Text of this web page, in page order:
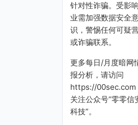
针对性诈骗。受影
业需加强数据安全
识，警惕任何可疑
或诈骗联系。
更多每日/月度暗网
报分析，请访问
https://00sec.com
关注公众号“零零信
科技”。